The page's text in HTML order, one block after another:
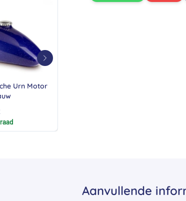
Urn Motor
Aanvullende